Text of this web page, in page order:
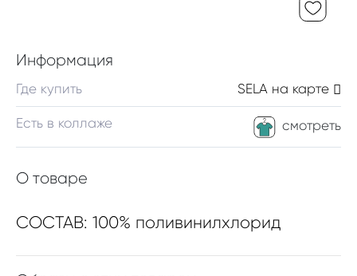
Информация
SELA на карте
Где купить
смотреть
Есть в коллаже
О товаре
СОСТАВ: 100% поливинилхлорид